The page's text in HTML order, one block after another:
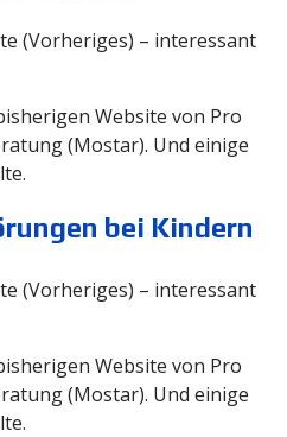
(Vorheriges) – interessant
Website von Pro
(Mostar). Und einige
bei Kindern
(Vorheriges) – interessant
Website von Pro
(Mostar). Und einige